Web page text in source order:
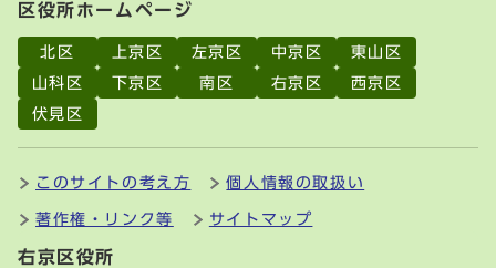
区役所ホームページ
北区 上京区 左京区 中京区
東山区
山科区
下京区 南区 右京区
西京区
伏見区
このサイトの考え方 個人情報の取扱い
著作権・リンク等 サイトマップ
右京区役所